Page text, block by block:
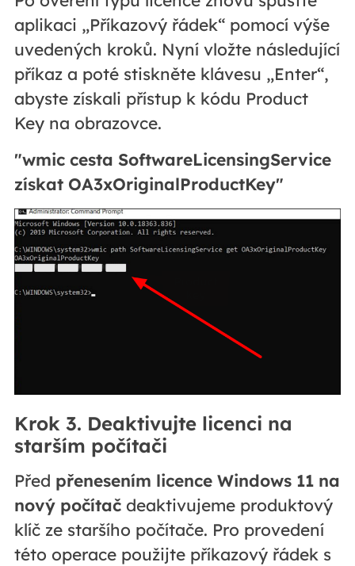
aplikaci „Příkazový řádek“ pomocí výše
uvedených kroků. Nyní vložte následující
příkaz a poté stiskněte klávesu „Enter“,
abyste získali přístup k kódu Product
Key na obrazovce.
"wmic cesta SoftwareLicensingService
získat OA3xOriginalProductKey"
Krok 3. Deaktivujte licenci na
starším počítači
Před přenesením licence Windows 11 na
nový počítačdeaktivujeme produktový
klíč ze staršího počítače. Pro provedení
této operace použijte příkazový řádek s